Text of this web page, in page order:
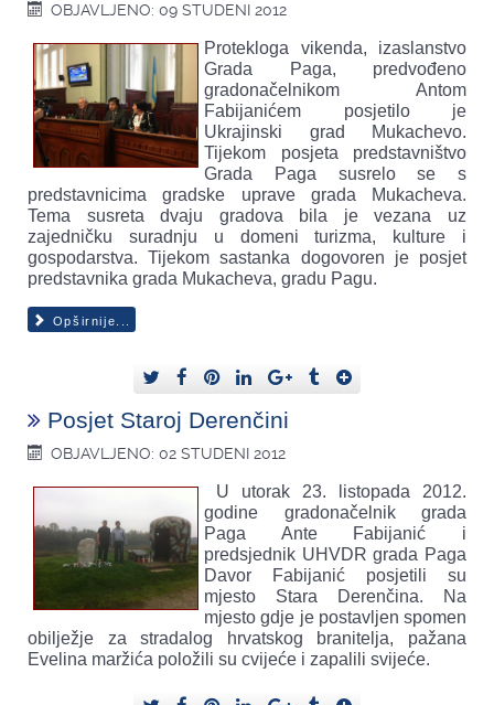
OBJAVLJENO: 09 STUDENI 2012
Protekloga vikenda, izaslanstvo
Grada Paga, predvođeno
gradonačelnikom Antom
Fabijanićem posjetilo je
Ukrajinski grad Mukachevo.
Tijekom posjeta predstavništvo
Grada Paga susrelo se s
predstavnicima gradske uprave grada Mukacheva.
Tema susreta dvaju gradova bila je vezana uz
zajedničku suradnju u domeni turizma, kulture i
gospodarstva. Tijekom sastanka dogovoren je posjet
predstavnika grada Mukacheva, gradu Pagu.
Opširnije...
Posjet Staroj Derenčini
OBJAVLJENO: 02 STUDENI 2012
U utorak 23. listopada 2012.
godine gradonačelnik grada
Paga Ante Fabijanić i
predsjednik UHVDR grada Paga
Davor Fabijanić posjetili su
mjesto Stara Derenčina. Na
mjesto gdje je postavljen spomen
obilježje za stradalog hrvatskog branitelja, pažana
Evelina maržića položili su cvijeće i zapalili svijeće.